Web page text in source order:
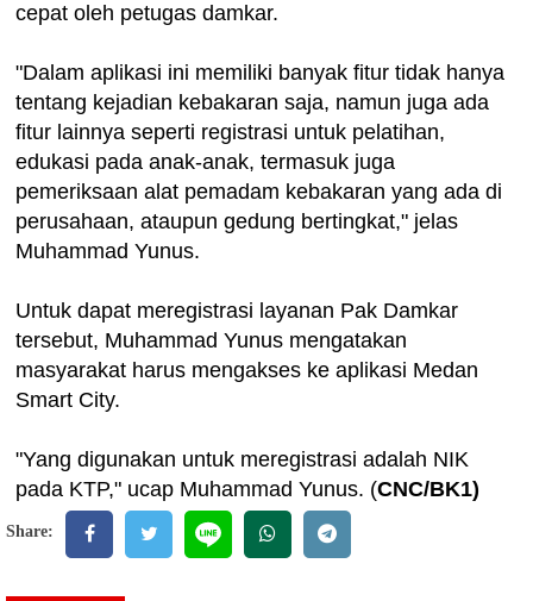
cepat oleh petugas damkar.
"Dalam aplikasi ini memiliki banyak fitur tidak hanya
tentang kejadian kebakaran saja, namun juga ada
fitur lainnya seperti registrasi untuk pelatihan,
edukasi pada anak-anak, termasuk juga
pemeriksaan alat pemadam kebakaran yang ada di
perusahaan, ataupun gedung bertingkat," jelas
Muhammad Yunus.
Untuk dapat meregistrasi layanan Pak Damkar
tersebut, Muhammad Yunus mengatakan
masyarakat harus mengakses ke aplikasi Medan
Smart City.
"Yang digunakan untuk meregistrasi adalah NIK
pada KTP," ucap Muhammad Yunus. (CNC/BK1)
Share: